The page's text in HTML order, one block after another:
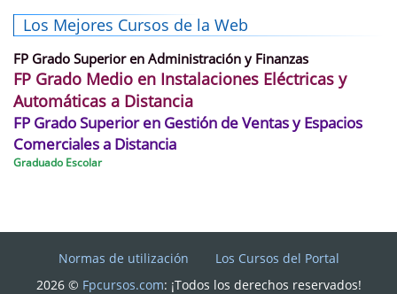
Los Mejores Cursos de la Web
FP Grado Superior en Administración y Finanzas
FP Grado Medio en Instalaciones Eléctricas y
Automáticas a Distancia
FP Grado Superior en Gestión de Ventas y Espacios
Comerciales a Distancia
Graduado Escolar
Normas de utilización
Los Cursos del Portal
2026 © Fpcursos.com: ¡Todos los derechos reservados!